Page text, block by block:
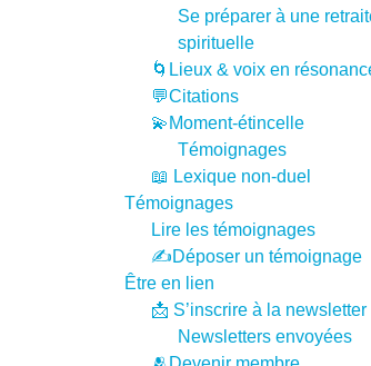
Se préparer à une
spirituelle
🌀Lieux & voix en
💬Citations
💫Moment-étincelle
Témoignages
📖 Lexique non-duel
Témoignages
Lire les témoignages
✍️Déposer un témoignage
Être en lien
📩 S’inscrire à la newsletter
Newsletters envoyées